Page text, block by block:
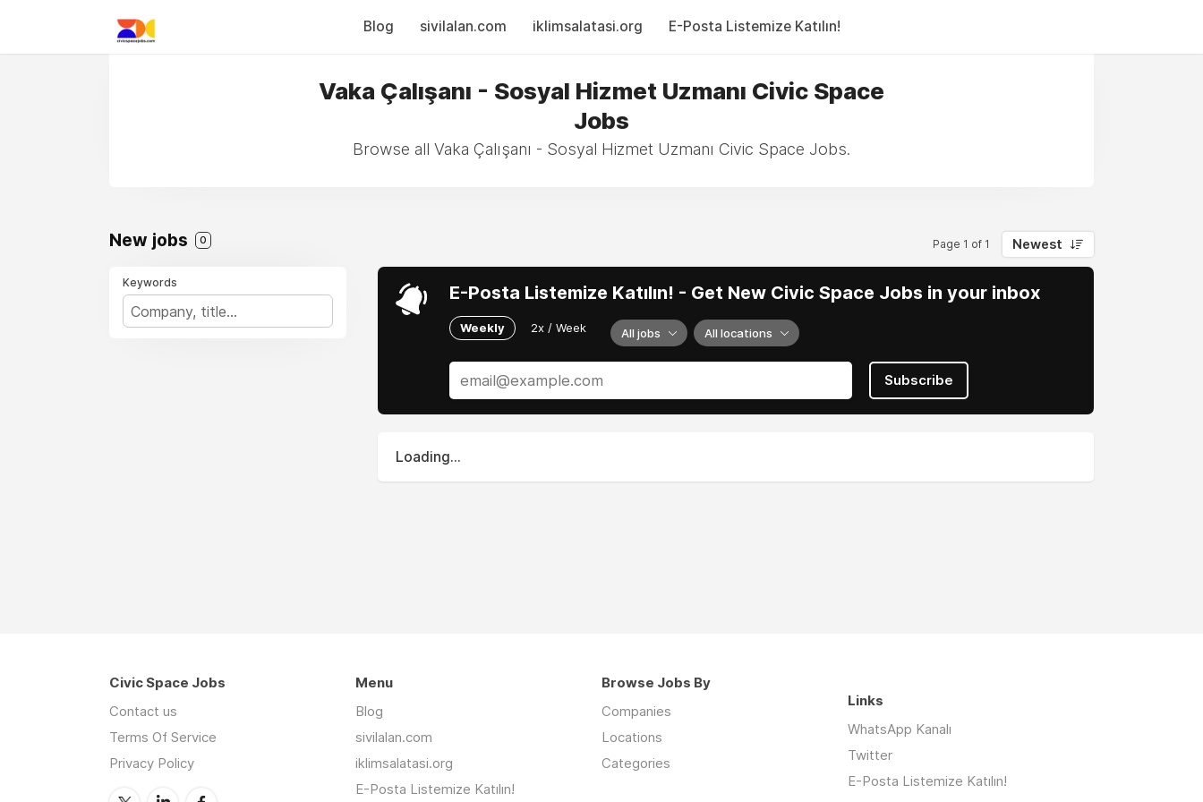
Blog sivilalan.com iklimsalatasi.org E-Posta Listemize Katılın!
Vaka Çalışanı - Sosyal Hizmet Uzmanı Civic Space
Jobs
Browse all Vaka Çalışanı - Sosyal Hizmet Uzmanı Civic Space Jobs.
New jobs 0 Page 1 of 1 Newest
Keywords E-Posta Listemize Katılın! - Get New Civic Space Jobs in your inbox
Weekly 2x / Week All jobs All locations
Subscribe
Loading...
Civic Space Jobs
Contact us
Terms Of Service
Privacy Policy
Menu
Blog
sivilalan.com
iklimsalatasi.org
E-Posta Listemize Katılın!
Browse Jobs By
Companies
Locations
Categories
Links
WhatsApp Kanalı
Twitter
E-Posta Listemize Katılın!